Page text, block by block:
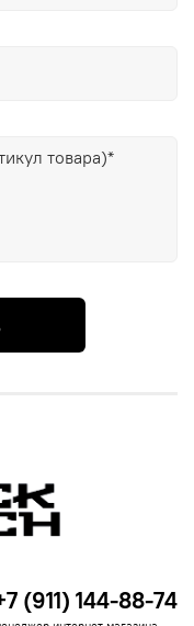
(911) 144-88-74